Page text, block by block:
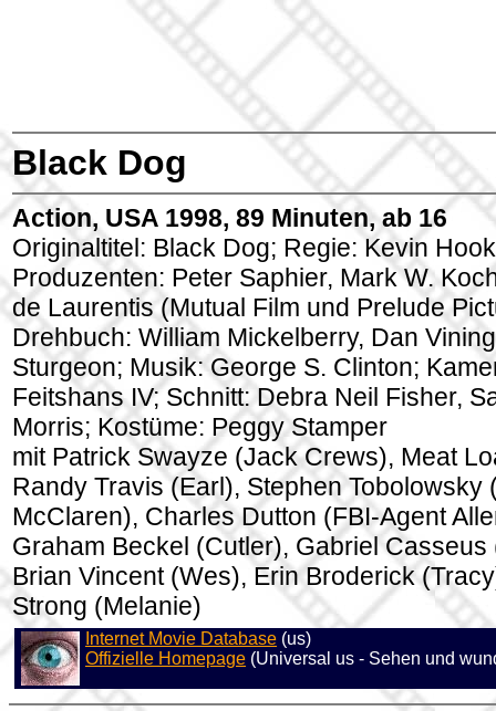
Black Dog
Action, USA 1998, 89 Minuten, ab 16
Originaltitel: Black Dog; Regie: Kevin
Produzenten: Peter Saphier, Mark W.
de Laurentis (Mutual Film und Prelude
Drehbuch: William Mickelberry, Dan
Sturgeon; Musik: George S. Clinton;
Feitshans IV; Schnitt: Debra Neil Fisher,
Morris; Kostüme: Peggy Stamper
mit Patrick Swayze (Jack Crews), Meat
Randy Travis (Earl), Stephen Tobolowsky
McClaren), Charles Dutton (FBI-Agent
Graham Beckel (Cutler), Gabriel Casseus
Brian Vincent (Wes), Erin Broderick
Strong (Melanie)
Internet Movie Database (us)
Offizielle Homepage (Universal us - Sehen und